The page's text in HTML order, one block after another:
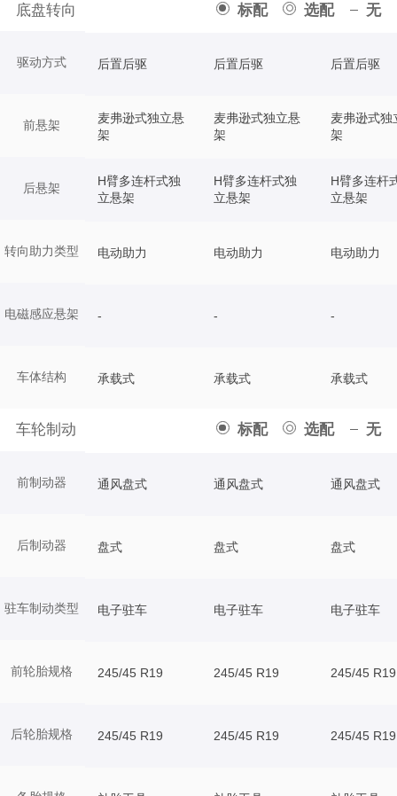
底盘转向 标配 选配 无
驱动方式
前悬架
后悬架
转向助力类型
电磁感应悬架
车体结构
车轮制动 标配 选配 无
前制动器
后制动器
驻车制动类型
前轮胎规格
后轮胎规格
后置后驱 后置后驱 后置后驱
麦弗逊式独立悬
架
麦弗逊式独立悬
架
麦弗逊式独
架
H臂多连杆式独
立悬架
H臂多连杆式独
立悬架
H臂多连杆
立悬架
电动助力 电动助力 电动助力
- - -
承载式 承载式 承载式
通风盘式 通风盘式 通风盘式
盘式 盘式 盘式
电子驻车 电子驻车 电子驻车
245/45 R19 245/45 R19 245/45 R19
245/45 R19 245/45 R19 245/45 R19